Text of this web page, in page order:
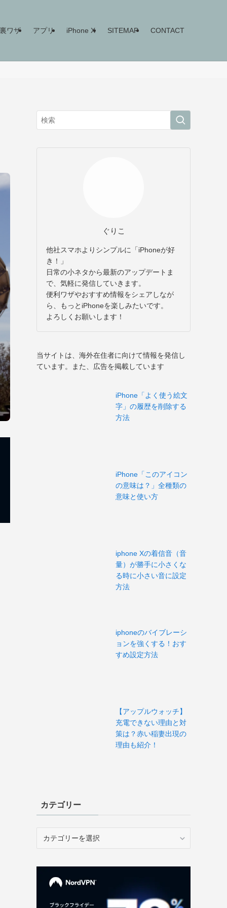
ワザ アプリ iPhone X SITEMAP CONTACT
ぐりこ
他社スマホよりシンプルに「iPhoneが好
き！」
日常の小ネタから最新のアップデートま
で、気軽に発信していきます。
便利ワザやおすすめ情報をシェアしなが
ら、もっとiPhoneを楽しみたいです。
よろしくお願いします！
当サイトは、海外在住者に向けて情報を発信し
ています。また、広告を掲載しています
iPhone「よく使う絵文
字」の履歴を削除する
方法
iPhone「このアイコン
の意味は？」全種類の
意味と使い方
iphone Xの着信音（音
量）が勝手に小さくな
る時に小さい音に設定
方法
iphoneのバイブレーシ
ョンを強くする！おす
すめ設定方法
【アップルウォッチ】
充電できない理由と対
策は？赤い稲妻出現の
理由も紹介！
カテゴリー
リ